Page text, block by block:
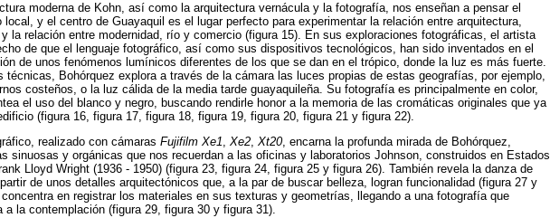
moderna de Kohn, así como la arquitectura vernácula y la fotografía, nos enseñan a pensar el
y el centro de Guayaquil es el lugar perfecto para experimentar la relación entre arquitectura,
la relación entre modernidad, río y comercio (figura 15). En sus exploraciones fotográficas, el artista
de que el lenguaje fotográfico, así como sus dispositivos tecnológicos, han sido inventados en el
de unos fenómenos lumínicos diferentes de los que se dan en el trópico, donde la luz es más fuerte.
técnicas, Bohórquez explora a través de la cámara las luces propias de estas geografías, por ejemplo,
costeños, o la luz cálida de la media tarde guayaquileña. Su fotografía es principalmente en color,
el uso del blanco y negro, buscando rendirle honor a la memoria de las cromáticas originales que ya
(figura 16, figura 17, figura 18, figura 19, figura 20, figura 21 y figura 22).
realizado con cámaras Fujifilm Xe1, Xe2, Xt20, encarna la profunda mirada de Bohórquez,
sinuosas y orgánicas que nos recuerdan a las oficinas y laboratorios Johnson, construidos en Estados
Lloyd Wright (1936 - 1950) (figura 23, figura 24, figura 25 y figura 26). También revela la danza de
de unos detalles arquitectónicos que, a la par de buscar belleza, logran funcionalidad (figura 27 y
en registrar los materiales en sus texturas y geometrías, llegando a una fotografía que
la contemplación (figura 29, figura 30 y figura 31).